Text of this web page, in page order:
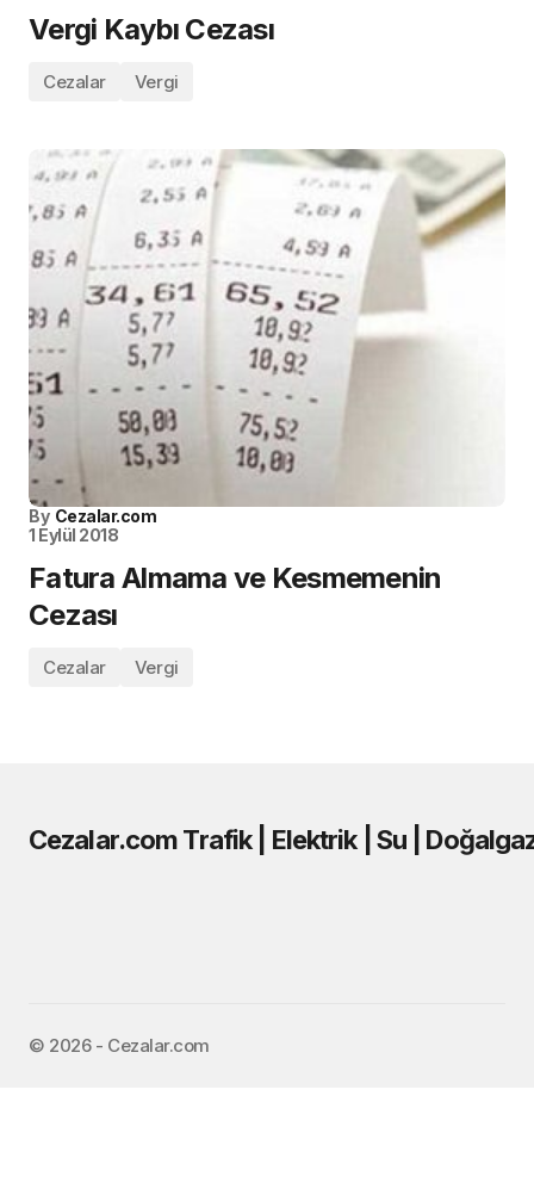
Vergi Kaybı Cezası
Cezalar Vergi
By Cezalar.com
1 Eylül 2018
Fatura Almama ve Kesmemenin
Cezası
Cezalar Vergi
Cezalar.com Trafik | Elektrik | Su |
©️ 2026 - Cezalar.com